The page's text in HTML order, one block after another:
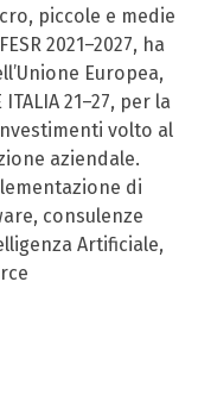
piccole e medie
2021–2027, ha
Europea,
21–27, per la
volto al
aziendale.
di
consulenze
Artificiale,